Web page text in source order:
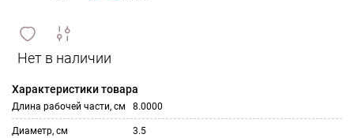
и
сравнить
ИЗБРАННОЕ
Характеристики товара
Длина рабочей части, см 8.0000
Диаметр, см 3.5